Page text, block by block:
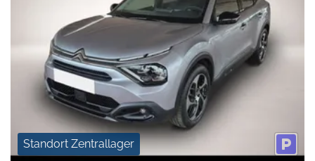
Standort Zentrallager